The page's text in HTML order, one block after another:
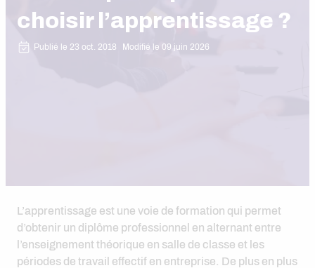
choisir l’apprentissage ?
Publié le 23 oct. 2018 Modifié le 09 juin 2026
L’apprentissage est une voie de formation qui permet
d’obtenir un diplôme professionnel en alternant entre
l’enseignement théorique en salle de classe et les
périodes de travail effectif en entreprise. De plus en plus